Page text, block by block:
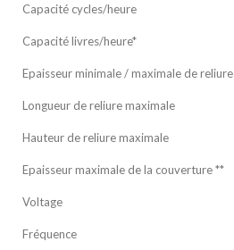
Capacité cycles/heure
Capacité livres/heure*
Epaisseur minimale / maximale de reliure
Longueur de reliure maximale
Hauteur de reliure maximale
Epaisseur maximale de la couverture **
Voltage
Fréquence